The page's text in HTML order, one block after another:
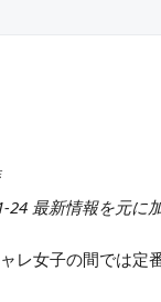
24 最新情報を元に
レ女子の間では定